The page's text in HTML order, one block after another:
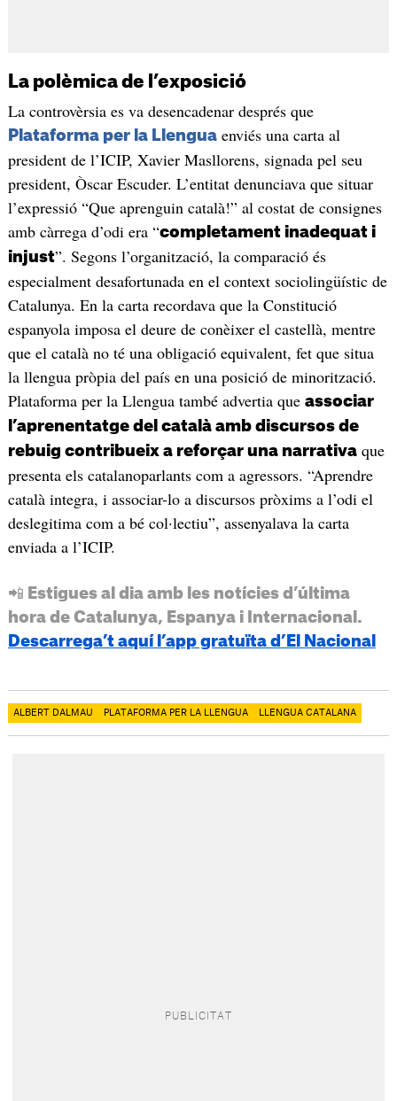
La polèmica de l’exposició
La controvèrsia es va desencadenar després que
Plataforma per la Llenguaenviés una carta al
president de l’ICIP, Xavier Masllorens, signada pel seu
president, Òscar Escuder. L’entitat denunciava que situar
l’expressió “Que aprenguin català!” al costat de consignes
amb càrrega d’odi era “completament inadequat i
injust”. Segons l’organització, la comparació és
especialment desafortunada en el context sociolingüístic de
Catalunya. En la carta recordava que la Constitució
espanyola imposa el deure de conèixer el castellà, mentre
que el català no té una obligació equivalent, fet que situa
la llengua pròpia del país en una posició de minorització.
Plataforma per la Llengua també advertia que associar
l’aprenentatge del català amb discursos de
rebuig contribueix a reforçar una narrativaque
presenta els catalanoparlants com a agressors. “Aprendre
català integra, i associar-lo a discursos pròxims a l’odi el
deslegitima com a bé col·lectiu”, assenyalava la carta
enviada a l’ICIP.
📲 Estigues al dia amb les notícies d’última
hora de Catalunya, Espanya i Internacional.
Descarrega’t aquí l’app gratuïta d’El Nacional
ALBERT DALMAU PLATAFORMA PER LA LLENGUA LLENGUA CATALANA